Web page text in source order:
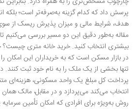
پرسش داد که کدام گزینه به‌صرفه‌تر است؛ بلکه
هدف، شرایط مالی و میزان پذیرش ریسک از
مقاله به‌طور دقیق این دو مسیر بررسی می‌کنیم تا
بیشتری انتخاب کنید. خرید خانه متری
در بازار مسکن است که به خریداران این امکان
تنها بخشی از یک ملک را به نام خود ثبت کنند.
پرداخت کل مبلغ یک واحد مسکونی، هزینه‌ای
انتخاب می‌کند می‌پردازد و در مقابل، مالک
روش به‌ویژه برای افرادی که امکان تأمین